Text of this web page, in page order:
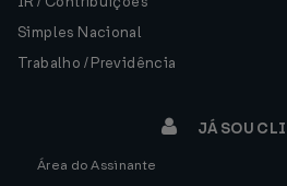
Simples Nacional
Trabalho / Previdência
JÁ SOU
Área do Assinante